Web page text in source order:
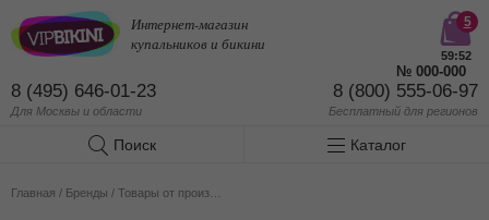
Интернет-магазин
купальников и бикини
8 (495) 646-01-23
Для Москвы и области
8 (800) 555-06-97
Бесплатный для регионов
5
59:51
№ 000-000
Поиск Каталог
Главная / Бренды /